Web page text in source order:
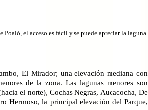
Poaló, el acceso es fácil y se puede apreciar la laguna
El Mirador; una elevación mediana con
de la zona. Las lagunas menores son
el norte), Cochas Negras, Aucacocha, De
Hermoso, la principal elevación del Parque,